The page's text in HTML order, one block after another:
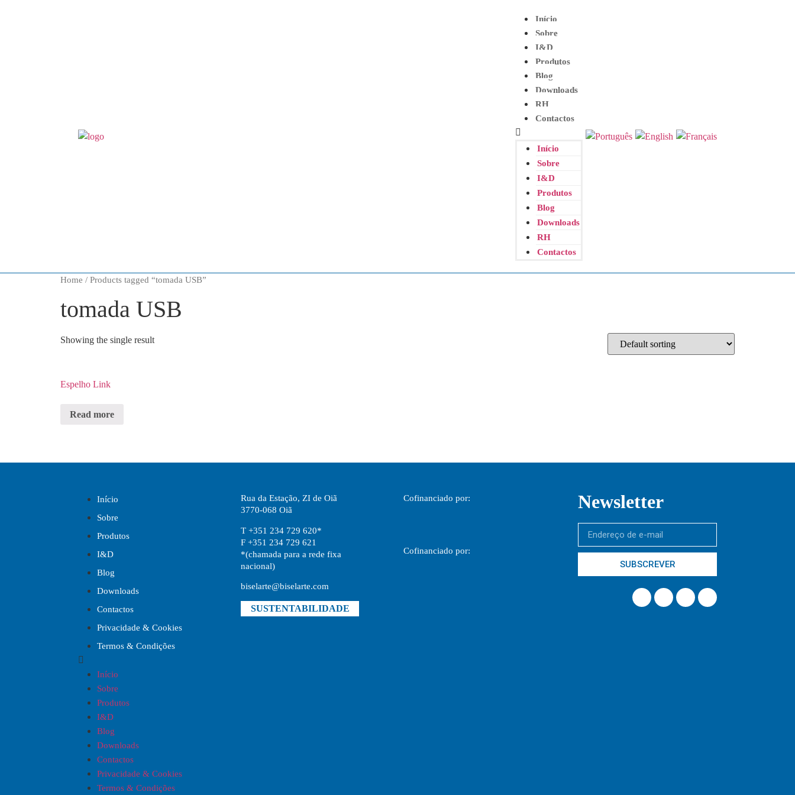
Início
Sobre
I&D
Produtos
Blog
Downloads
RH
Contactos
Início
Sobre
I&D
Produtos
Blog
Downloads
RH
Contactos
Home / Products tagged “tomada USB”
tomada USB
Showing the single result
Espelho Link
Read more
Início
Sobre
Produtos
I&D
Blog
Downloads
Contactos
Privacidade & Cookies
Termos & Condições
Início
Sobre
Produtos
I&D
Blog
Downloads
Contactos
Privacidade & Cookies
Termos & Condições
Rua da Estação, ZI de Oiã
3770-068 Oiã
T +351 234 729 620*
F +351 234 729 621
*(chamada para a rede fixa
nacional)
biselarte@biselarte.com
SUSTENTABILIDADE
Cofinanciado por:
Cofinanciado por:
Newsletter
SUBSCREVER